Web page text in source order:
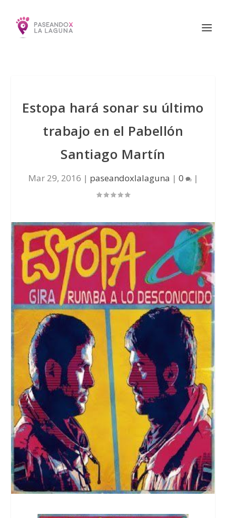
Estopa hará sonar su último
trabajo en el Pabellón
Santiago Martín
Mar 29, 2016 | paseandoxlalaguna | 0 |